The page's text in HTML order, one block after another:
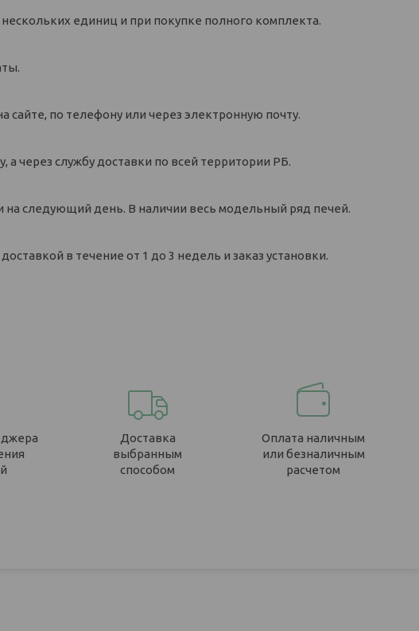
единиц и при покупке полного комплекта.
сайте, по телефону или через электронную почту.
а через службу доставки по всей территории РБ.
на следующий день. В наличии весь модельный ряд печей.
в течение от 1 до 3 недель и заказ установки.
Доставка
выбранным
способом
Оплата наличным
или безналичным
расчетом